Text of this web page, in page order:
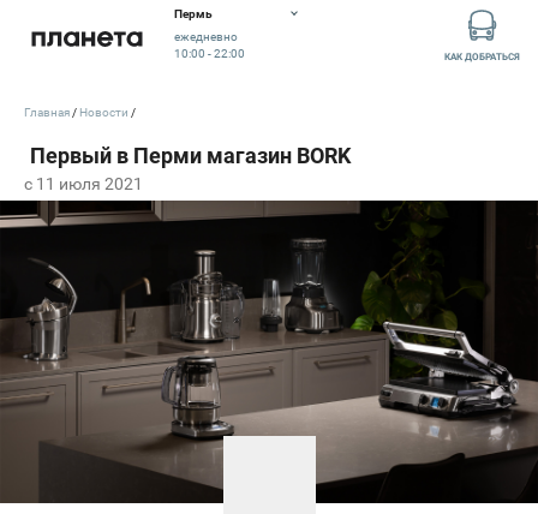
Пермь
ежедневно
10:00 - 22:00
КАК ДОБРАТЬСЯ
c 11 июля 2021
Главная Новости